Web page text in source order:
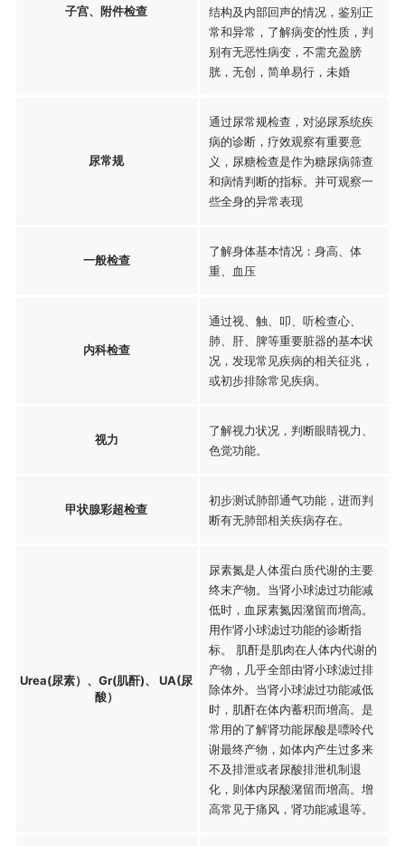
子宫、附件检查
结构及内部回声的情况，鉴别正
常和异常，了解病变的性质，判
别有无恶性病变，不需充盈膀
胱，无创，简单易行，未婚
尿常规
通过尿常规检查，对泌尿系统疾
病的诊断，疗效观察有重要意
义，尿糖检查是作为糖尿病筛查
和病情判断的指标。并可观察一
些全身的异常表现
一般检查
了解身体基本情况：身高、体
重、血压
内科检查
通过视、触、叩、听检查心、
肺、肝、脾等重要脏器的基本状
况，发现常见疾病的相关征兆，
或初步排除常见疾病。
视力
了解视力状况，判断眼睛视力、
色觉功能。
甲状腺彩超检查
初步测试肺部通气功能，进而判
断有无肺部相关疾病存在。
Urea(尿素）、Gr(肌酐)、 UA(尿
酸）
尿素氮是人体蛋白质代谢的主要
终末产物。当肾小球滤过功能减
低时，血尿素氮因潴留而增高。
用作肾小球滤过功能的诊断指
标。 肌酐是肌肉在人体内代谢的
产物，几乎全部由肾小球滤过排
除体外。当肾小球滤过功能减低
时，肌酐在体内蓄积而增高。是
常用的了解肾功能尿酸是嘌呤代
谢最终产物，如体内产生过多来
不及排泄或者尿酸排泄机制退
化，则体内尿酸潴留而增高。增
高常见于痛风，肾功能减退等。